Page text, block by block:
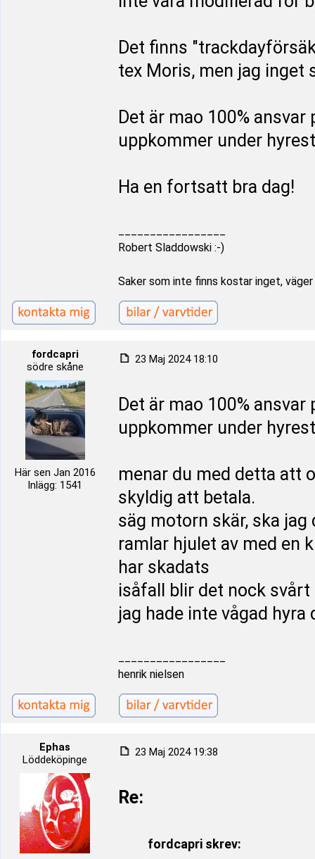
Det finns
tex Moris, men jag inget
Det är mao 100%
uppkommer under
Ha en fortsatt bra dag!
Robert Sladdowski :-)
Saker som inte finns kostar inget,
fordcapri
södre skåne
Här sen Jan 2016
Inlägg: 1541
23 Maj 2024 18:10
Det är mao 100%
uppkommer under
menar du med detta att
skyldig att betala.
säg motorn skär, ska jag
ramlar hjulet av med en
har skadats
isåfall blir det nock
jag hade inte vågad
henrik nielsen
Ephas
Löddeköpinge
23 Maj 2024 19:38
Re:
fordcapri skrev: